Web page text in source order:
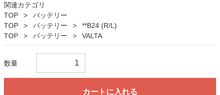
関連カテゴリ
TOP
バッテリー
TOP
バッテリー
**B24 (R/L)
TOP
バッテリー VALTA
数量
カートに入れる